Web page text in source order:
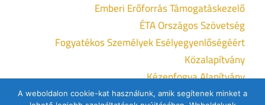
Emberi Erőforrás Támogatáskezelő
ÉTA Országos Szövetség
Fogyatékos Személyek Esélyegyenlőségéért
Közalapítvány
Kézenfogva Alapítvány
Nemzeti Együttműködési Alap
A weboldalon cookie-kat használunk, amik segítenek minket a